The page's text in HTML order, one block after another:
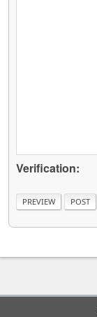
Verification: